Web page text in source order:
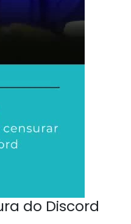
do Discord